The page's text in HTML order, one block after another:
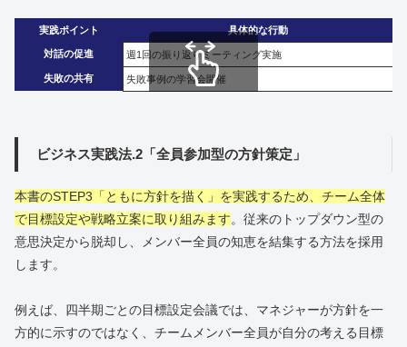
実践ポイント 具体的な行動
対話の促進 週1回の振り返りミーティング実施
失敗の共有 失敗事例の学習会開催
ビジネス実践法.2「全員参加型の方針策定」
本書のSTEP3「ともに方針を描く」を実践するため、チーム全体
で目標設定や戦略立案に取り組みます。従来のトップダウン型の
意思決定から脱却し、メンバー全員の知恵を結集する方法を採用
します。
例えば、四半期ごとの目標設定会議では、マネジャーが方針を一
方的に示すのではなく、チームメンバー全員が自分の考える目標